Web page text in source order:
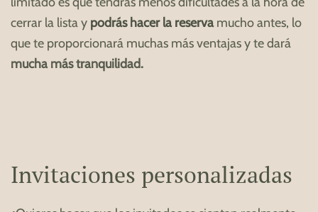
cerrar la lista y podrás hacer la reservamucho antes, lo
que te proporcionará muchas más ventajas y te dará
mucha más tranquilidad.
Invitaciones personalizadas